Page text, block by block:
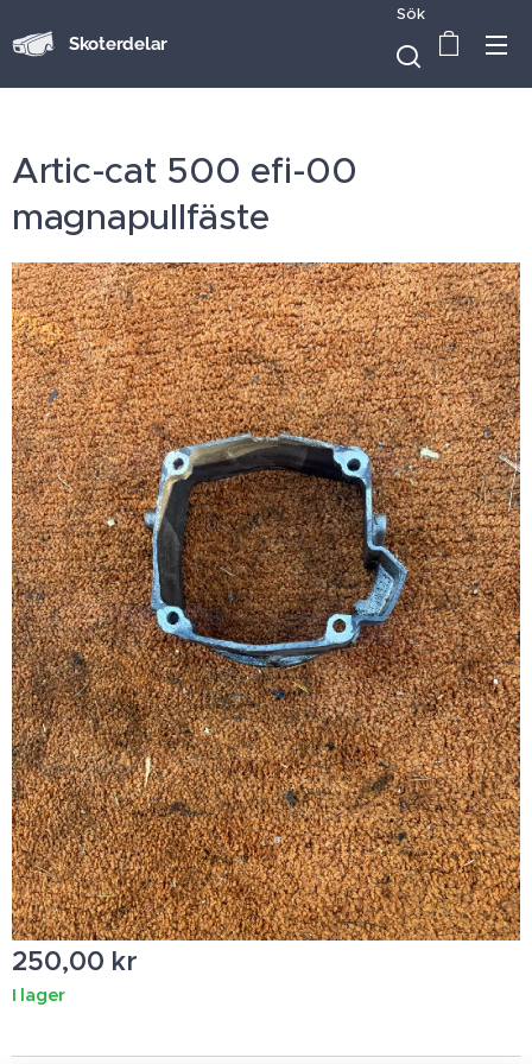
Skoterdelar
Sök
Artic-cat 500 efi-00
magnapullfäste
250,00 kr
I lager